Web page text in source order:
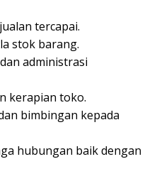
tercapai.
stok barang.
administrasi
kerapian toko.
bimbingan kepada
hubungan baik dengan